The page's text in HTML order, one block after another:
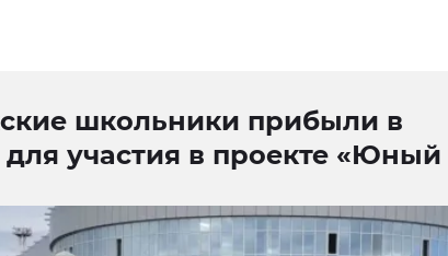
школьники прибыли в
участия в проекте «Юный